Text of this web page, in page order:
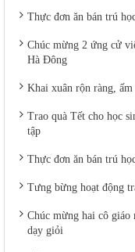
Thực đơn ăn bán trú
Chúc mừng 2 ứng cử
Hà Đông
Khai xuân rộn ràng, ấm
Trao quà Tết cho học
tập
Thực đơn ăn bán trú
Tưng bừng hoạt động
Chúc mừng hai cô
dạy giỏi